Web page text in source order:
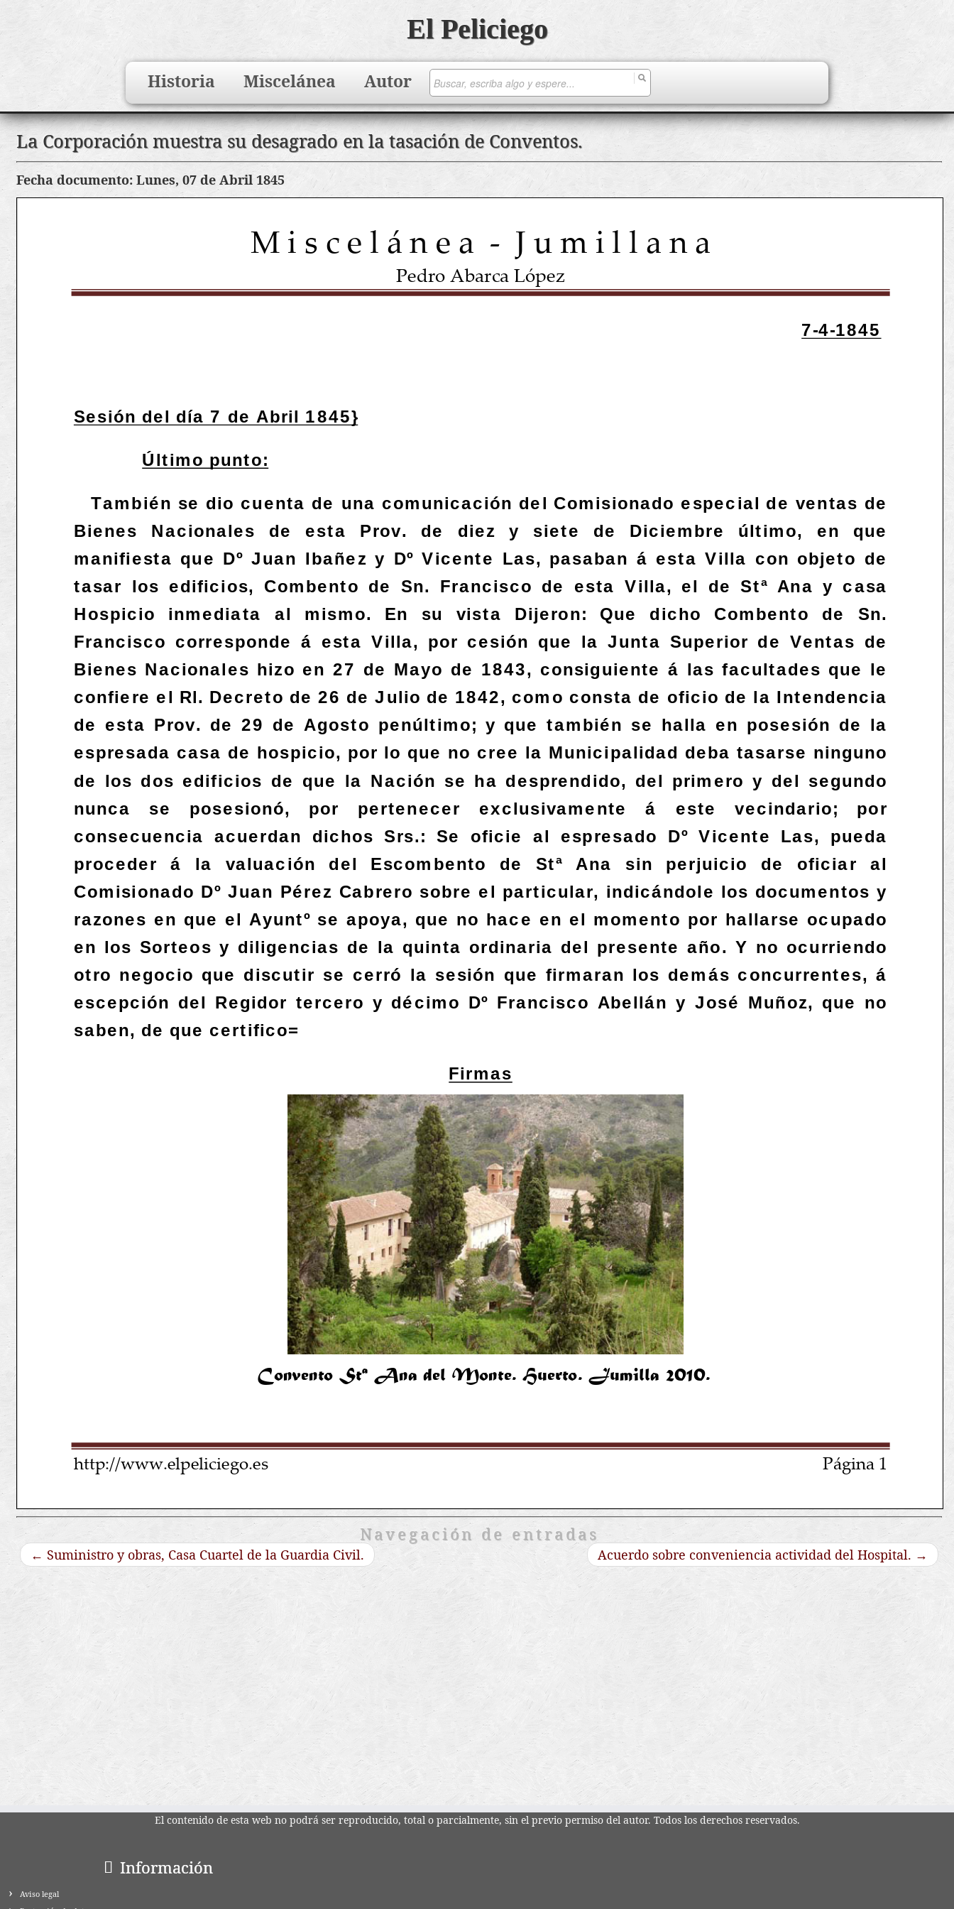
Saltar
contenido
El Peliciego
Historia Miscelánea Autor
Search
La Corporación muestra su desagrado en la tasación de Conventos.
Fecha documento: Lunes, 07 de Abril 1845
Navegación de entradas
← Suministro y obras, Casa Cuartel de la Guardia Civil. Acuerdo sobre conveniencia actividad del Hospital. →
El contenido de esta web no podrá ser reproducido, total o parcialmente, sin el previo permiso del autor. Todos los derechos reservados.
Información
Aviso legal